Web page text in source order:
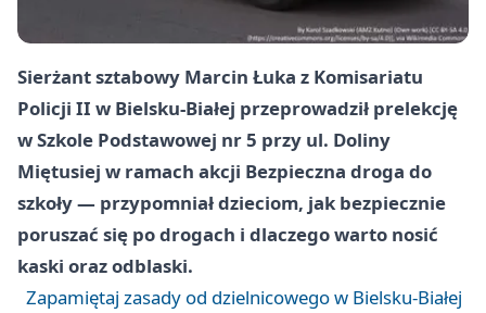
Sierżant sztabowy Marcin Łuka z Komisariatu
Policji II w Bielsku-Białej przeprowadził prelekcję
w Szkole Podstawowej nr 5 przy ul. Doliny
Miętusiej w ramach akcji Bezpieczna droga do
szkoły — przypomniał dzieciom, jak bezpiecznie
poruszać się po drogach i dlaczego warto nosić
kaski oraz odblaski.
Zapamiętaj zasady od dzielnicowego w Bielsku-Białej